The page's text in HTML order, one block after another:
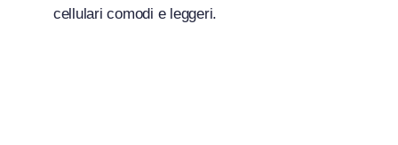
cellulari comodi e leggeri.